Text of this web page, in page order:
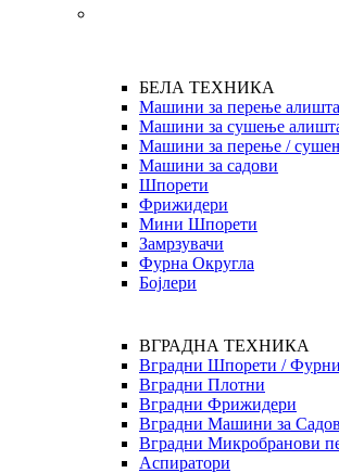
БЕЛА ТЕХНИКА
Машини за перење алишта
Машини за сушење
Машини за перење /
Машини за садови
Шпорети
Фрижидери
Мини Шпорети
Замрзувачи
Фурна Округла
Бојлери
ВГРАДНА ТЕХНИКА
Вградни Шпорети / Фурни
Вградни Плотни
Вградни Фрижидери
Вградни Машини за
Вградни Микробранови
Аспиратори